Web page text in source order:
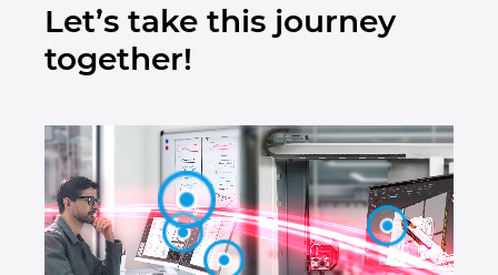
Let’s take this journey
together!
Китай Тайван
Литва
Люксембург
Малайзия